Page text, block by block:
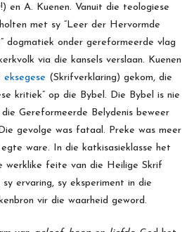
en A. Kuenen. Vanuit die teologiese
met sy “Leer der Hervormde
dogmatiek onder gereformeerde vlag
via die kansels verslaan. Kuenen
eksegese (Skrifverklaring) gekom, die
kritiek” op die Bybel. Die Bybel is nie
Gereformeerde Belydenis beweer
gevolge was fataal. Preke was meer
ware. In die katkisasieklasse het
werklike feite van die Heilige Skrif
ervaring, sy eksperiment in die
vir die waarheid geword.